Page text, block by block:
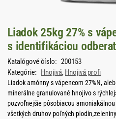
Liadok 25kg 27% s
s identifikáciou
Katalógové číslo: 200153
Kategórie: Hnojivá, Hnojivá profi
Liadok amónny s vápencom 27%N,
minerálne granulované hnojivo s
pozvoľnejšie pôsobiacou
všetkých druhov poľných